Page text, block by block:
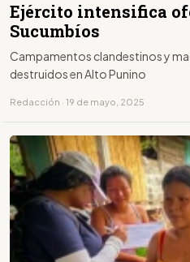
Ejército intensifica
Sucumbíos
Campamentos clandestinos y
destruidos en Alto Punino
Redacción · 19 de mayo, 2025